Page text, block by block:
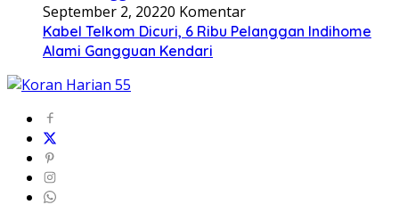
September 2, 20220 Komentar
Kabel Telkom Dicuri, 6 Ribu Pelanggan Indihome
Alami Gangguan Kendari